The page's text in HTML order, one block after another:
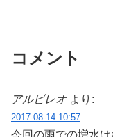
コメント
アルビレオ より:
2017-08-14 10:57
今回の雨での増水は